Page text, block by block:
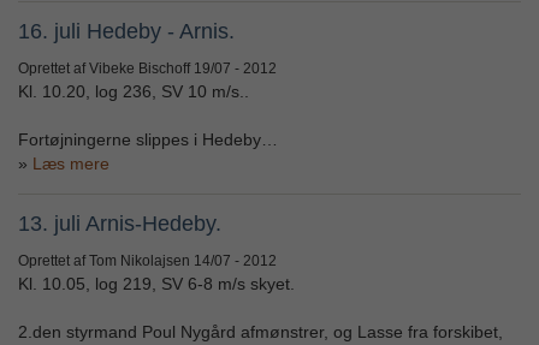
16. juli Hedeby - Arnis.
Oprettet af Vibeke Bischoff 19/07 - 2012
Kl. 10.20, log 236, SV 10 m/s..
Fortøjningerne slippes i Hedeby…
Læs mere
13. juli Arnis-Hedeby.
Oprettet af Tom Nikolajsen 14/07 - 2012
Kl. 10.05, log 219, SV 6-8 m/s skyet.
2.den styrmand Poul Nygård afmønstrer, og Lasse fra forskibet,